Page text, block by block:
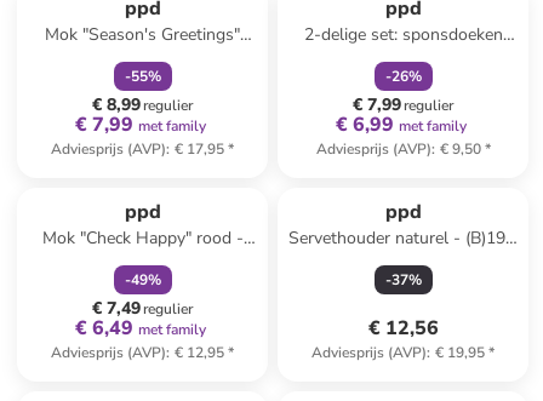
ppd
Mok "Season's Greetings"
wit/rood - 350 ml
-55%
€ 8,99regulier
€ 7,99 met family
Adviesprijs (AVP): € 17,95*
ppd
2-delige set: sponsdoeken
"We love Christmas'' beige -
(L)20 x (B)17,2 cm
-26%
€ 7,99regulier
€ 6,99 met family
Adviesprijs (AVP): € 9,50*
ppd
Mok "Check Happy" rood -
400 ml
-49%
€ 7,49regulier
€ 6,49 met family
Adviesprijs (AVP): € 12,95*
ppd
Servethouder naturel - (B)19 x
(H)26 x (D)4 cm
-37%
€ 12,56
Adviesprijs (AVP): € 19,95*